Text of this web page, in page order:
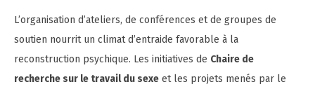
L’organisation d’ateliers, de conférences et de groupes de
soutien nourrit un climat d’entraide favorable à la
reconstruction psychique. Les initiatives de Chaire de
recherche sur le travail du sexe et les projets menés par le